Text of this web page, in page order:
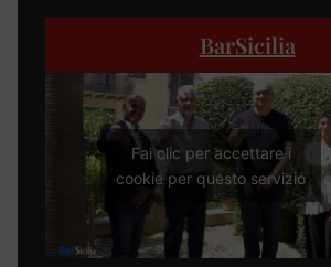
BarSicilia
Fai clic per accettare i
cookie per questo servizio